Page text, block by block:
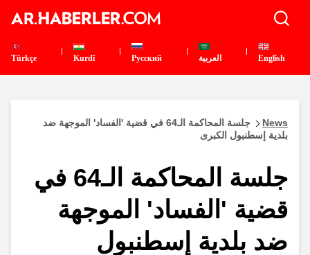
English العربية Pусский
Kurdî
Türkçe
News
جلسة المحاكمة الـ64 في قضية 'الفساد' الموجهة ضد
بلدية إسطنبول الكبرى
جلسة المحاكمة الـ64 في
قضية 'الفساد' الموجهة
ضد بلدية إسطنبول